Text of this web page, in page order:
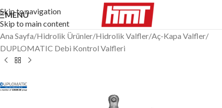
Skip to navigation
Skip to main content
MENÜ
Ana Sayfa/Hidrolik Ürünler/Hidrolik Valfler/Aç-Kapa Valfler/
DUPLOMATIC Debi Kontrol Valfleri